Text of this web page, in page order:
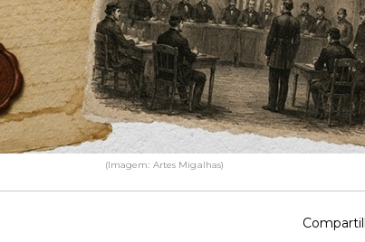
(Imagem: Artes Migalhas)